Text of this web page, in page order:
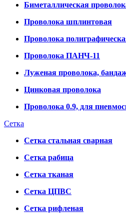
Биметаллическая
Проволока шплинтовая
Проволока
Проволока ПАНЧ-11
Луженая проволока,
Цинковая проволока
Проволока 0.9, для
Сетка
Сетка стальная сварная
Сетка рабица
Сетка тканая
Сетка ЦПВС
Сетка рифленая